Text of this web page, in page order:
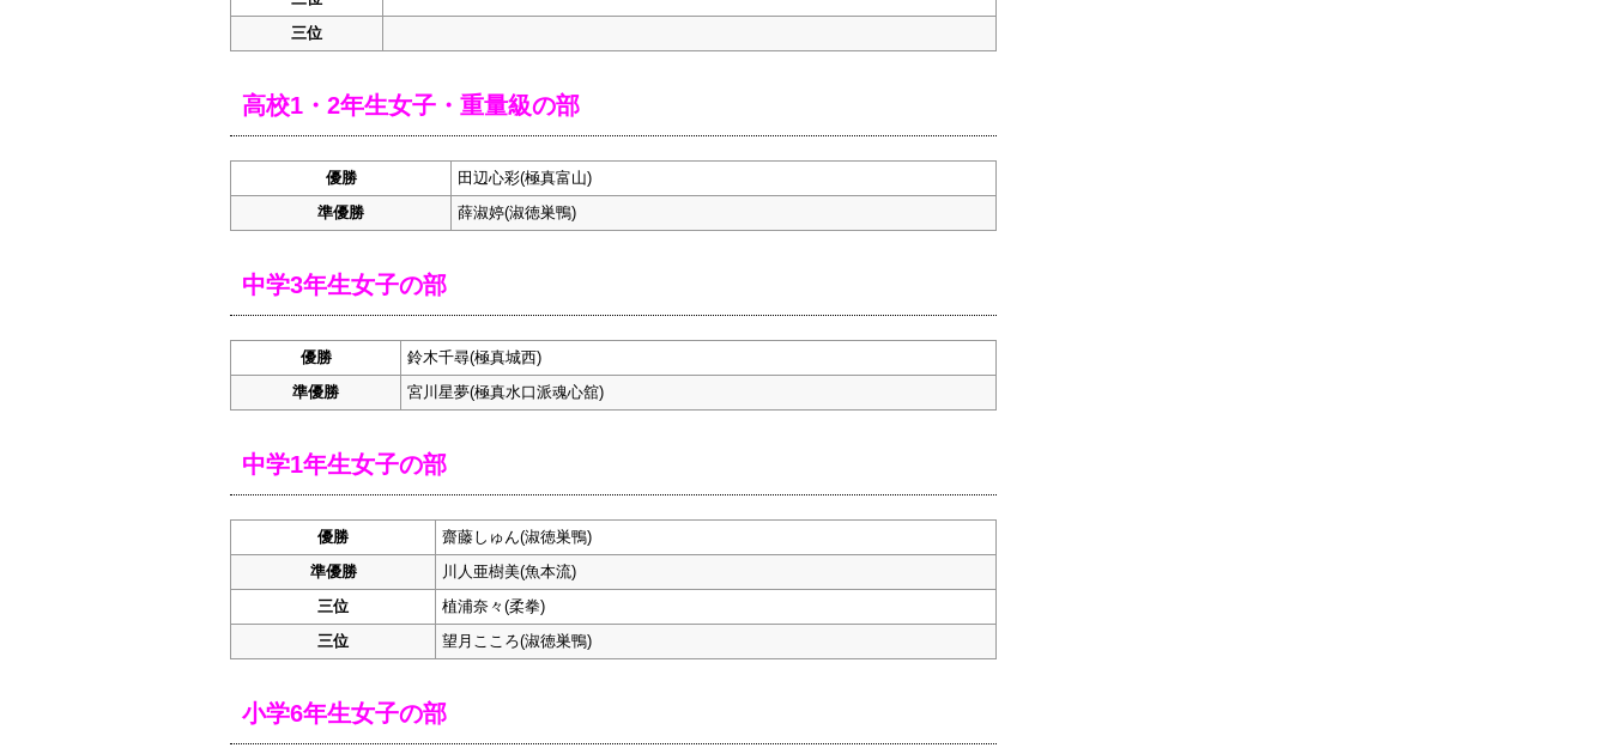
三位
高校1・2年生女子・重量級の部
優勝
田辺心彩(極真富山)
準優勝
薛淑婷(淑徳巣鴨)
中学3年生女子の部
優勝
鈴木千尋(極真城西)
準優勝
宮川星夢(極真水口派魂心舘)
中学1年生女子の部
優勝
齋藤しゅん(淑徳巣鴨)
準優勝
川人亜樹美(魚本流)
三位
植浦奈々(柔拳)
三位
望月こころ(淑徳巣鴨)
小学6年生女子の部